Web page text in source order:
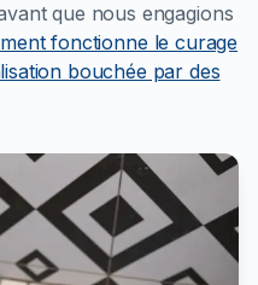
que nous engagions
fonctionne le curage
bouchée par des